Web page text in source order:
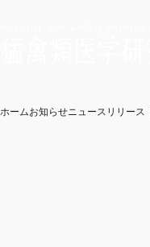
ホームお知らせニュースリリース